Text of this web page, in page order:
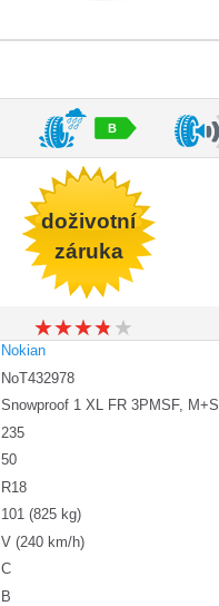
B
doživotní
záruka
★★★★★
★★★★★
Nokian
NoT432978
Snowproof 1 XL FR 3PMSF, M+S
235
50
R18
101 (825 kg)
V (240 km/h)
C
B